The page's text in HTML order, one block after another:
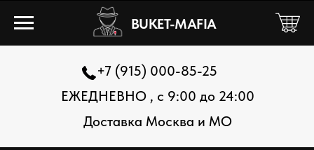
BUKET-MAFIA
+7 (915) 000-85-25
ЕЖЕДНЕВНО , с 9:00 до 24:00
Доставка Москва и МО